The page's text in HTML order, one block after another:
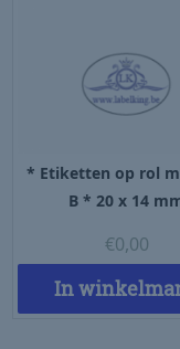
* Etiketten op rol
B * 20 x 14
€0,00
In